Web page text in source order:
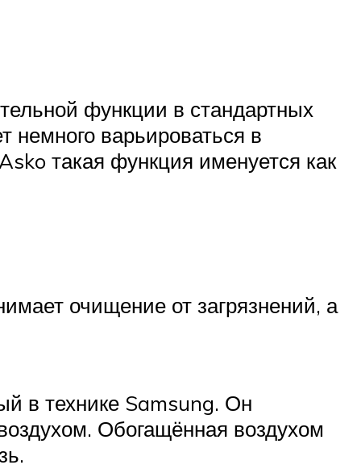
функции в стандартных
немного варьироваться в
такая функция именуется как
очищение от загрязнений, а
в технике Samsung. Он
Обогащённая воздухом